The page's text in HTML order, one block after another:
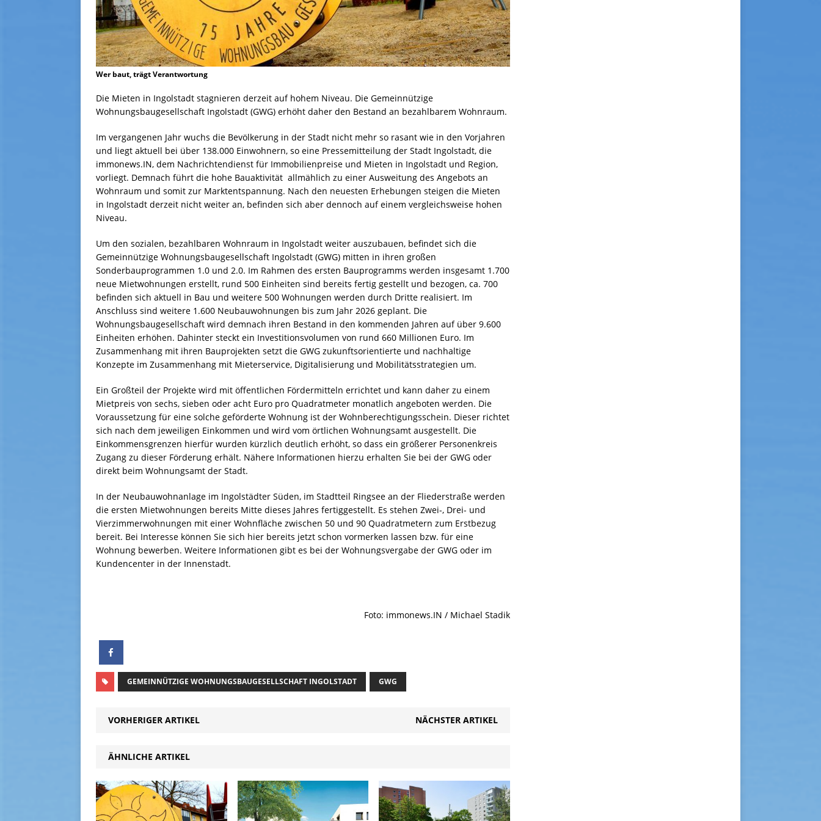
Wer baut, trägt Verantwortung
Die Mieten in Ingolstadt stagnieren derzeit auf hohem Niveau. Die Gemeinnützige
Wohnungsbaugesellschaft Ingolstadt (GWG) erhöht daher den Bestand an bezahlbarem Wohnraum.
Im vergangenen Jahr wuchs die Bevölkerung in der Stadt nicht mehr so rasant wie in den Vorjahren
und liegt aktuell bei über 138.000 Einwohnern, so eine Pressemitteilung der Stadt Ingolstadt, die
immonews.IN, dem Nachrichtendienst für Immobilienpreise und Mieten in Ingolstadt und Region,
vorliegt. Demnach führt die hohe Bauaktivität allmählich zu einer Ausweitung des Angebots an
Wohnraum und somit zur Marktentspannung. Nach den neuesten Erhebungen steigen die Mieten
in Ingolstadt derzeit nicht weiter an, befinden sich aber dennoch auf einem vergleichsweise hohen
Niveau.
Um den sozialen, bezahlbaren Wohnraum in Ingolstadt weiter auszubauen, befindet sich die
Gemeinnützige Wohnungsbaugesellschaft Ingolstadt (GWG) mitten in ihren großen
Sonderbauprogrammen 1.0 und 2.0. Im Rahmen des ersten Bauprogramms werden insgesamt 1.700
neue Mietwohnungen erstellt, rund 500 Einheiten sind bereits fertig gestellt und bezogen, ca. 700
befinden sich aktuell in Bau und weitere 500 Wohnungen werden durch Dritte realisiert. Im
Anschluss sind weitere 1.600 Neubauwohnungen bis zum Jahr 2026 geplant. Die
Wohnungsbaugesellschaft wird demnach ihren Bestand in den kommenden Jahren auf über 9.600
Einheiten erhöhen. Dahinter steckt ein Investitionsvolumen von rund 660 Millionen Euro. Im
Zusammenhang mit ihren Bauprojekten setzt die GWG zukunftsorientierte und nachhaltige
Konzepte im Zusammenhang mit Mieterservice, Digitalisierung und Mobilitätsstrategien um.
Ein Großteil der Projekte wird mit öffentlichen Fördermitteln errichtet und kann daher zu einem
Mietpreis von sechs, sieben oder acht Euro pro Quadratmeter monatlich angeboten werden. Die
Voraussetzung für eine solche geförderte Wohnung ist der Wohnberechtigungsschein. Dieser richtet
sich nach dem jeweiligen Einkommen und wird vom örtlichen Wohnungsamt ausgestellt. Die
Einkommensgrenzen hierfür wurden kürzlich deutlich erhöht, so dass ein größerer Personenkreis
Zugang zu dieser Förderung erhält. Nähere Informationen hierzu erhalten Sie bei der GWG oder
direkt beim Wohnungsamt der Stadt.
In der Neubauwohnanlage im Ingolstädter Süden, im Stadtteil Ringsee an der Fliederstraße werden
die ersten Mietwohnungen bereits Mitte dieses Jahres fertiggestellt. Es stehen Zwei-, Drei- und
Vierzimmerwohnungen mit einer Wohnfläche zwischen 50 und 90 Quadratmetern zum Erstbezug
bereit. Bei Interesse können Sie sich hier bereits jetzt schon vormerken lassen bzw. für eine
Wohnung bewerben. Weitere Informationen gibt es bei der Wohnungsvergabe der GWG oder im
Kundencenter in der Innenstadt.
Foto: immonews.IN / Michael Stadik
GEMEINNÜTZIGE WOHNUNGSBAUGESELLSCHAFT INGOLSTADT GWG
VORHERIGER ARTIKEL NÄCHSTER ARTIKEL
ÄHNLICHE ARTIKEL